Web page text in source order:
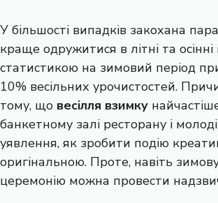
У більшості випадків закохана
краще одружитися в літні та осінні
статистикою на зимовий період
10% весільних урочистостей.
тому, що весілля взимку
банкетному залі ресторану і
уявлення, як зробити подію
оригінальною. Проте, навіть
церемонію можна провести